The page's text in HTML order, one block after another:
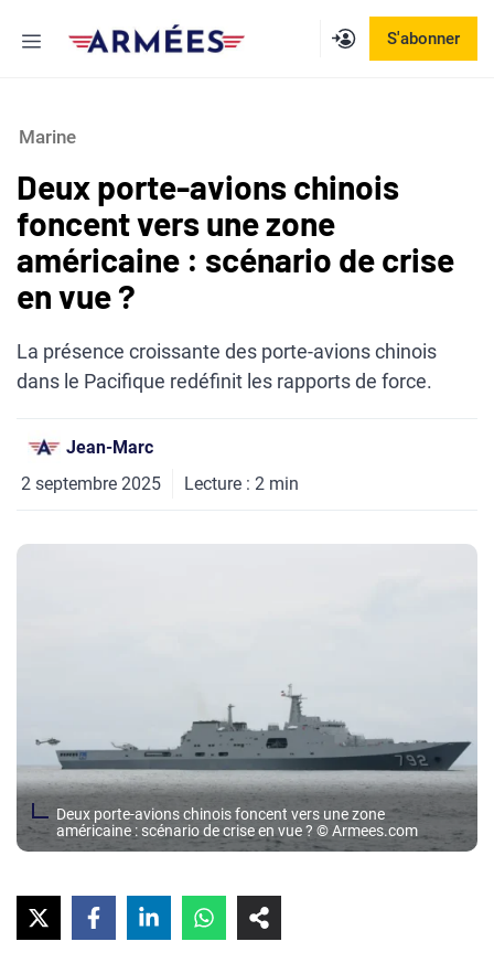
S'abonner
Menu
Marine
Deux porte-avions chinois
foncent vers une zone
américaine : scénario de crise
en vue ?
La présence croissante des porte-avions chinois
dans le Pacifique redéfinit les rapports de force.
Jean-Marc
2 septembre 2025
Lecture : 2 min
Deux porte-avions chinois foncent vers une zone
américaine : scénario de crise en vue ? © Armees.com